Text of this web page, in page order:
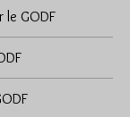
le GODF